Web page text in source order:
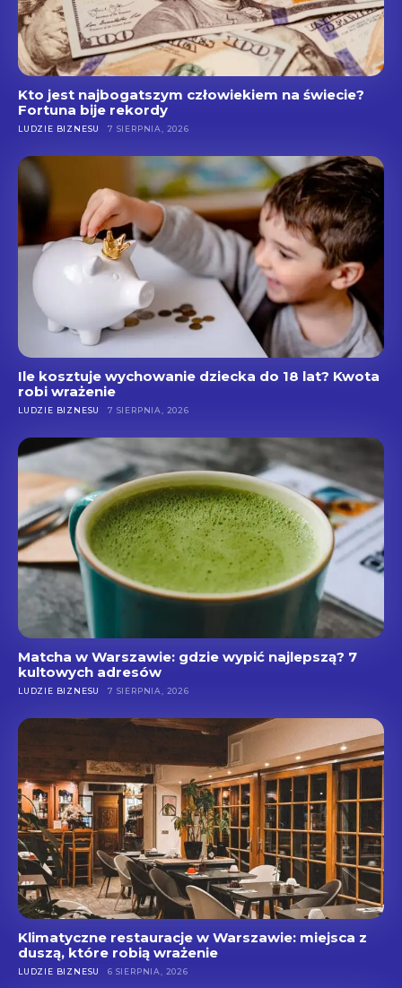
Kto jest najbogatszym człowiekiem na świecie?
Fortuna bije rekordy
LUDZIE BIZNESU 7 SIERPNIA, 2026
Ile kosztuje wychowanie dziecka do 18 lat? Kwota
robi wrażenie
LUDZIE BIZNESU 7 SIERPNIA, 2026
Matcha w Warszawie: gdzie wypić najlepszą? 7
kultowych adresów
LUDZIE BIZNESU 7 SIERPNIA, 2026
Klimatyczne restauracje w Warszawie: miejsca z
duszą, które robią wrażenie
LUDZIE BIZNESU 6 SIERPNIA, 2026